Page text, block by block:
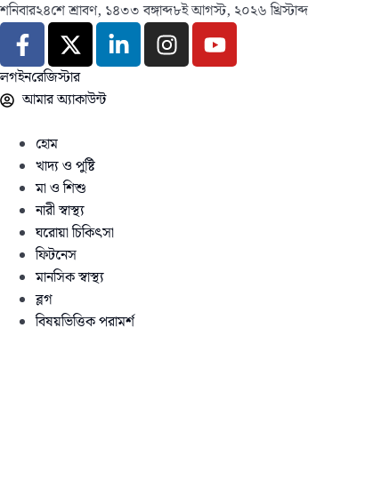
শনিবার২৪শে শ্রাবণ, ১৪৩৩ বঙ্গাব্দ৮ই আগস্ট, ২০২৬ খ্রিস্টাব্দ
লগইনরেজিস্টার
আমার অ্যাকাউন্ট
হোম
খাদ্য ও পুষ্টি
মা ও শিশু
নারী স্বাস্থ্য
ঘরোয়া চিকিৎসা
ফিটনেস
মানসিক স্বাস্থ্য
ব্লগ
বিষয়ভিত্তিক পরামর্শ